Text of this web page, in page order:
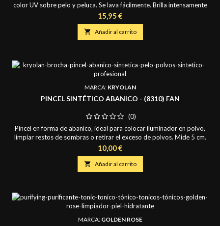
color UV sobre pelo y peluca. Se lava fácilmente. Brilla intensamente
bajo la luz ultravioleta negra y fascina por su intensidad. Contiene:
150 ml.
Precio
15,95 €
 Añadir al carrito
MARCA: KRYOLAN
PINCEL SINTÉTICO ABANICO - (8310) FAN
(0)
Pincel en forma de abanico, ideal para colocar iluminador en polvo,
limpiar restos de sombras o retirar el exceso de polvos. Mide 5 cm.
de ancho y largo de pelo 3,5 cm.
Precio
10,00 €
 Añadir al carrito
MARCA: GOLDEN ROSE